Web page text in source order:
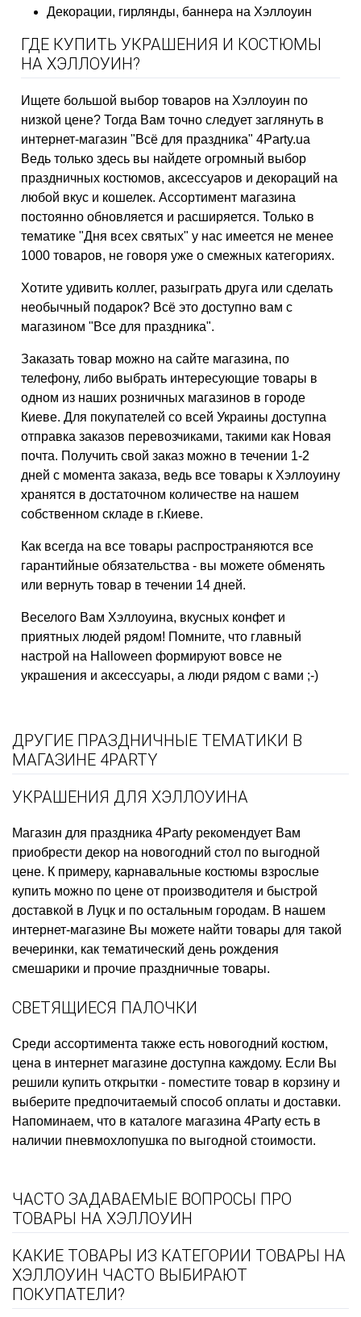
Декорации, гирлянды, баннера на Хэллоуин
ГДЕ КУПИТЬ УКРАШЕНИЯ И КОСТЮМЫ
НА ХЭЛЛОУИН?
Ищете большой выбор товаров на Хэллоуин по
низкой цене? Тогда Вам точно следует заглянуть в
интернет-магазин "Всё для праздника" 4Party.ua
Ведь только здесь вы найдете огромный выбор
праздничных костюмов, аксессуаров и декораций на
любой вкус и кошелек. Ассортимент магазина
постоянно обновляется и расширяется. Только в
тематике "Дня всех святых" у нас имеется не менее
1000 товаров, не говоря уже о смежных категориях.
Хотите удивить коллег, разыграть друга или сделать
необычный подарок? Всё это доступно вам с
магазином "Все для праздника".
Заказать товар можно на сайте магазина, по
телефону, либо выбрать интересующие товары в
одном из наших розничных магазинов в городе
Киеве. Для покупателей со всей Украины доступна
отправка заказов перевозчиками, такими как Новая
почта. Получить свой заказ можно в течении 1-2
дней с момента заказа, ведь все товары к Хэллоуину
хранятся в достаточном количестве на нашем
собственном складе в г.Киеве.
Как всегда на все товары распространяются все
гарантийные обязательства - вы можете обменять
или вернуть товар в течении 14 дней.
Веселого Вам Хэллоуина, вкусных конфет и
приятных людей рядом! Помните, что главный
настрой на Halloween формируют вовсе не
украшения и аксессуары, а люди рядом с вами ;-)
ДРУГИЕ ПРАЗДНИЧНЫЕ ТЕМАТИКИ В
МАГАЗИНЕ 4PARTY
УКРАШЕНИЯ ДЛЯ ХЭЛЛОУИНА
Магазин для праздника 4Party рекомендует Вам
приобрести декор на новогодний стол по выгодной
цене. К примеру, карнавальные костюмы взрослые
купить можно по цене от производителя и быстрой
доставкой в Луцк и по остальным городам. В нашем
интернет-магазине Вы можете найти товары для такой
вечеринки, как тематический день рождения
смешарики и прочие праздничные товары.
СВЕТЯЩИЕСЯ ПАЛОЧКИ
Среди ассортимента также есть новогодний костюм,
цена в интернет магазине доступна каждому. Если Вы
решили купить открытки - поместите товар в корзину и
выберите предпочитаемый способ оплаты и доставки.
Напоминаем, что в каталоге магазина 4Party есть в
наличии пневмохлопушка по выгодной стоимости.
ЧАСТО ЗАДАВАЕМЫЕ ВОПРОСЫ ПРО
ТОВАРЫ НА ХЭЛЛОУИН
КАКИЕ ТОВАРЫ ИЗ КАТЕГОРИИ ТОВАРЫ НА
ХЭЛЛОУИН ЧАСТО ВЫБИРАЮТ
ПОКУПАТЕЛИ?